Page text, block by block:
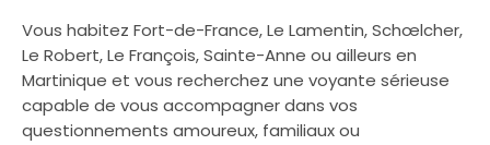
Vous habitez Fort-de-France, Le Lamentin, Schœlcher,
Le Robert, Le François, Sainte-Anne ou ailleurs en
Martinique et vous recherchez une voyante sérieuse
capable de vous accompagner dans vos
questionnements amoureux, familiaux ou